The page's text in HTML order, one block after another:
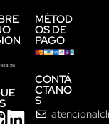
MÉTOD
OS DE
PAGO
CONTÁ
CTANO
S